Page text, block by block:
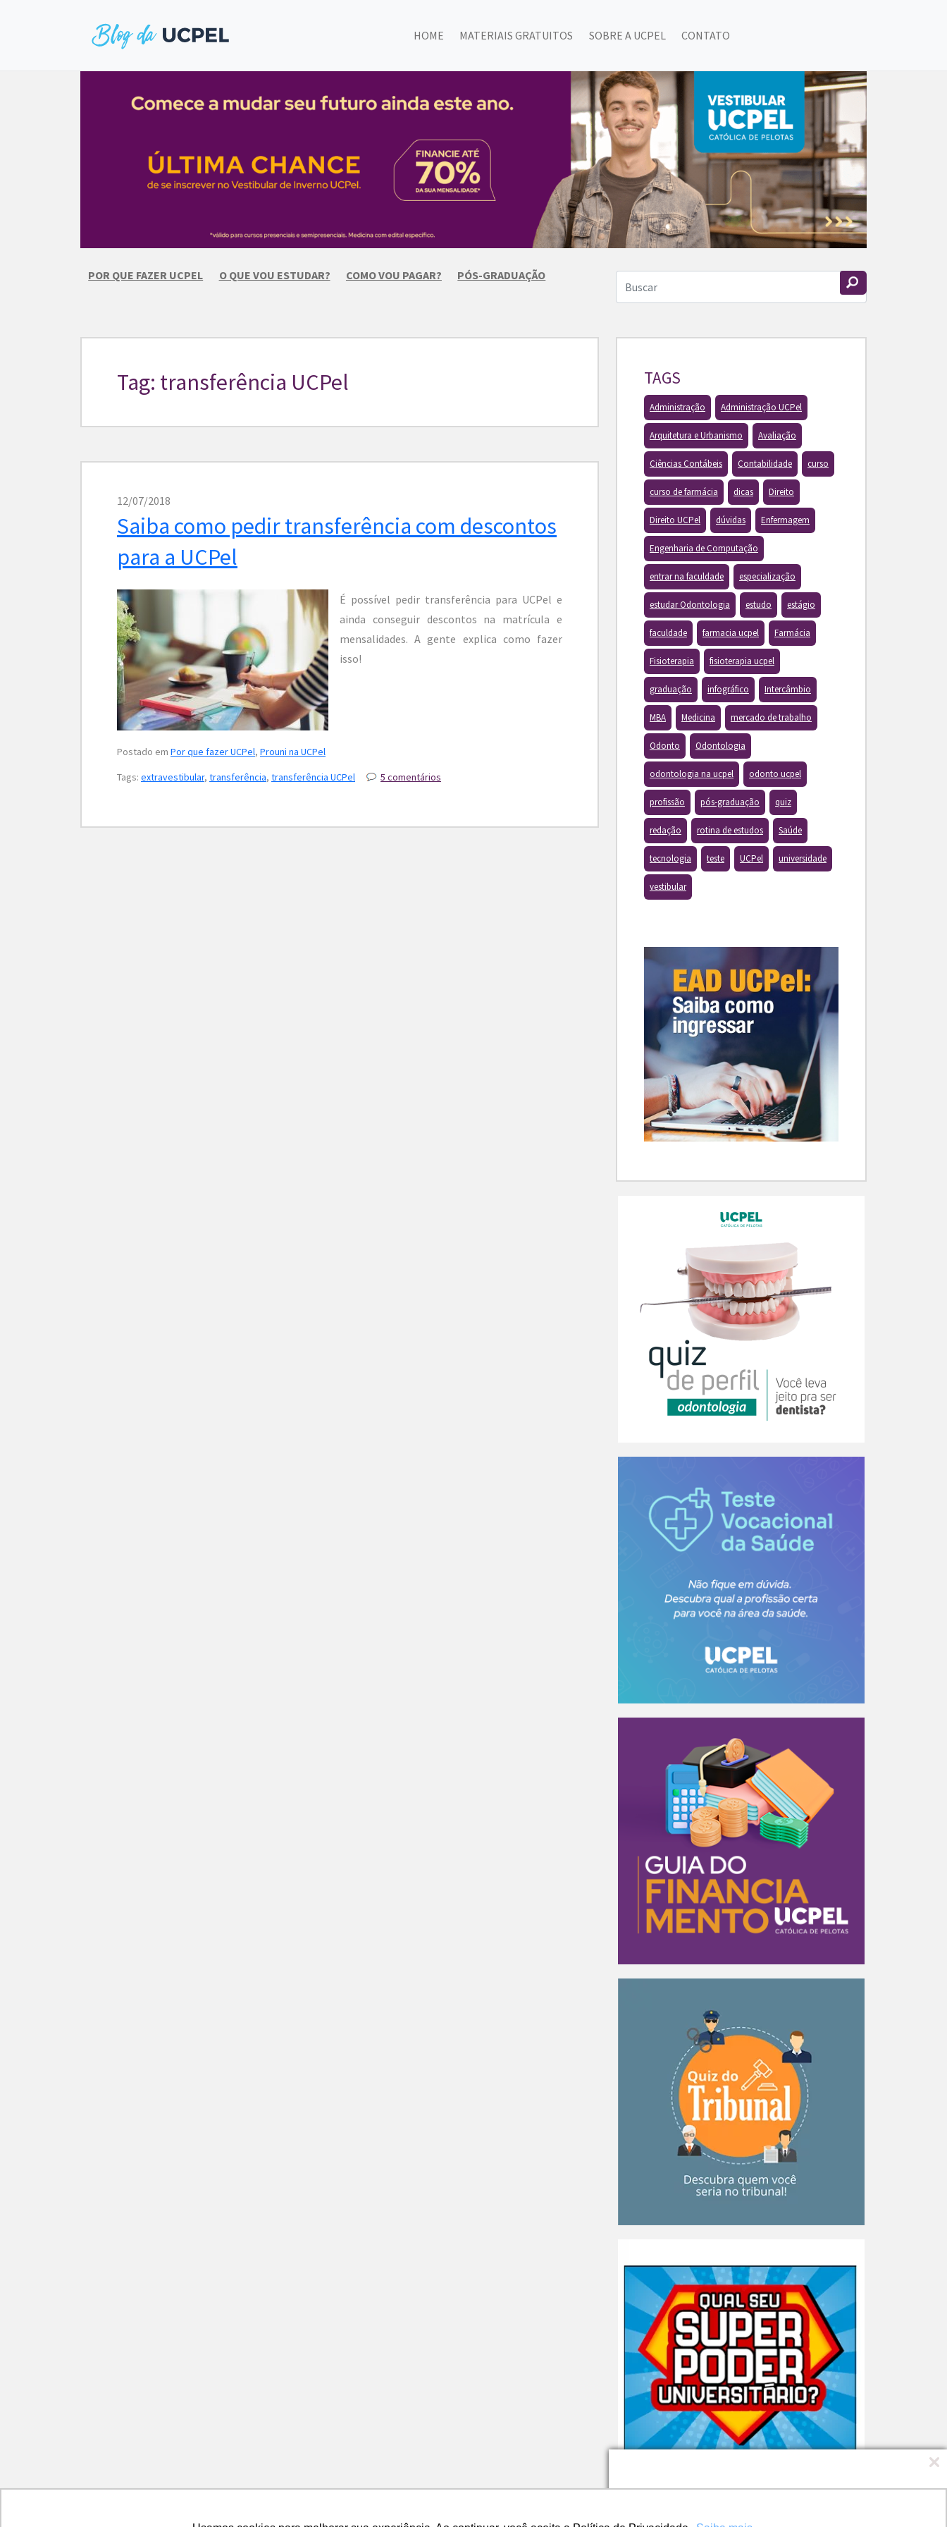
HOME MATERIAIS GRATUITOS SOBRE A UCPEL CONTATO
POR QUE FAZER UCPEL O QUE VOU ESTUDAR? COMO VOU PAGAR? PÓS-GRADUAÇÃO
Tag: transferência UCPel
12/07/2018
Saiba como pedir transferência com descontos
para a UCPel
É possível pedir transferência para UCPel e
ainda conseguir descontos na matrícula e
mensalidades. A gente explica como fazer
isso!
Postado em Por que fazer UCPel, Prouni na UCPel
Tags: extravestibular, transferência, transferência UCPel 5 comentários
TAGS
Administração Administração UCPel
Arquitetura e Urbanismo Avaliação
Ciências Contábeis Contabilidade curso
curso de farmácia dicas Direito
Direito UCPel dúvidas Enfermagem
Engenharia de Computação
entrar na faculdade especialização
estudar Odontologia estudo estágio
faculdade farmacia ucpel Farmácia
Fisioterapia fisioterapia ucpel
graduação infográfico Intercâmbio
MBA Medicina mercado de trabalho
Odonto Odontologia
odontologia na ucpel odonto ucpel
profissão pós-graduação quiz
redação rotina de estudos Saúde
tecnologia teste UCPel universidade
vestibular